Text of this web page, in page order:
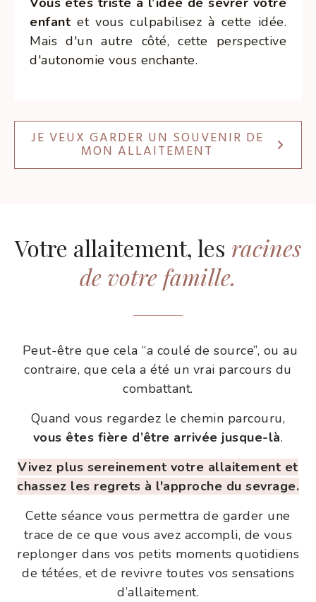
enfant et vous culpabilisez à cette idée.
Mais d'un autre côté, cette perspective
d'autonomie vous enchante.
JE VEUX GARDER UN SOUVENIR DE
MON ALLAITEMENT
Votre allaitement, les racines
de votre famille.
Peut-être que cela “a coulé de source”, ou au
contraire, que cela a été un vrai parcours du
combattant.
Quand vous regardez le chemin parcouru,
vous êtes fière d’être arrivée jusque-là.
Vivez plus sereinement votre allaitement et
chassez les regrets à l'approche du sevrage.
Cette séance vous permettra de garder une
trace de ce que vous avez accompli, de vous
replonger dans vos petits moments quotidiens
de tétées, et de revivre toutes vos sensations
d’allaitement.